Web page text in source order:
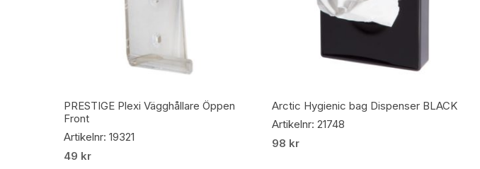
Lägg Till I Varukorg
PRESTIGE Plexi Vägghållare Öppen
Front
Artikelnr: 19321
49 kr
Lägg Till I Varukorg
Arctic Hygienic bag Dispenser BLACK
Artikelnr: 21748
98 kr